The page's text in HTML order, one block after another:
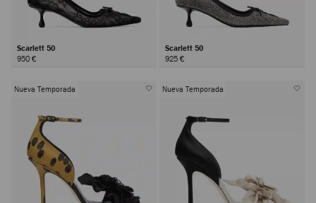
Scarlett 50
950 €
Scarlett 50
925 €
Nueva Temporada Nueva Temporada